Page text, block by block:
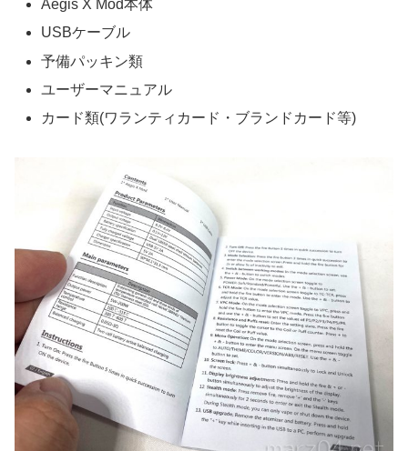
Aegis X Mod本体
USBケーブル
予備パッキン類
ユーザーマニュアル
カード類(ワランティカード・ブランドカード等)